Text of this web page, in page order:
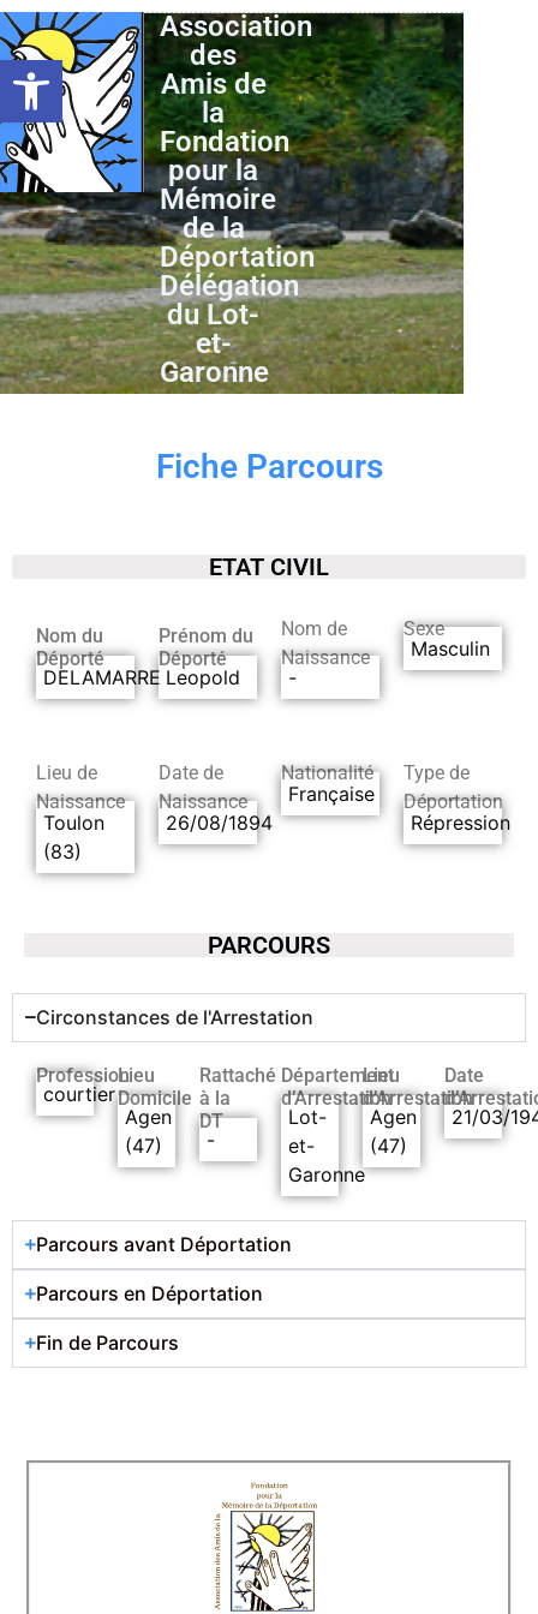
Ouvrir la barre d’outils
Association
des
Amis de
la
Fondation
pour la
Mémoire
de la
Déportation
Délégation
du Lot-
et-
Garonne
Fiche Parcours
ETAT CIVIL
Nom du
Déporté
DELAMARRE
Prénom du
Déporté
Leopold
Nom de
Naissance
-
Sexe
Masculin
Lieu de
Naissance
Toulon
(83)
Date de
Naissance
26/08/1894
Nationalité
Française
Type de
Déportation
Répression
PARCOURS
Circonstances de l'Arrestation
Profession
courtier
Lieu
Domicile
Agen
(47)
Rattaché
à la
DT
-
Département
d’Arrestation
Lot-
et-
Garonne
Lieu
d’Arrestation
Agen
(47)
Date
21/03/
Parcours avant Déportation
Parcours en Déportation
Fin de Parcours